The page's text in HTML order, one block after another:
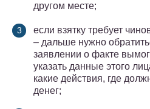
другом месте;
если взятку требует
– дальше нужно
заявлении о факте
указать данные этого
какие действия, где
денег;